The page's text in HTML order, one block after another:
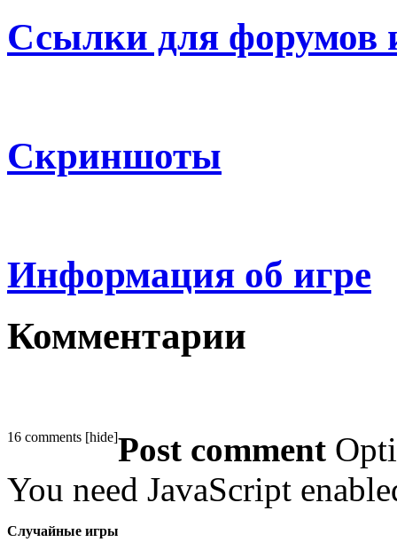
Ссылки для форумов
Скриншоты
Информация об игре
Комментарии
16 comments [hide]Post comment
You need JavaScript
Случайные игры